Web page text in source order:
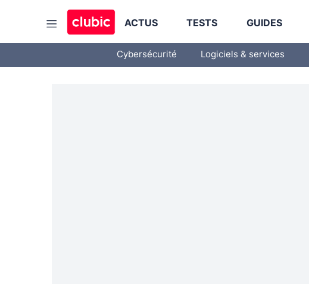
ACTUS TESTS GUIDES
Cybersécurité Logiciels & services